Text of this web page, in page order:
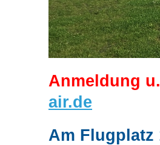
Anmeldung
air.de
Am Flugplatz